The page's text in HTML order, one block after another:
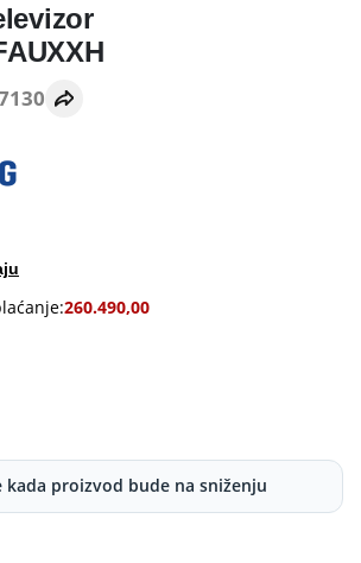
260.490,00
kada proizvod bude na sniženju